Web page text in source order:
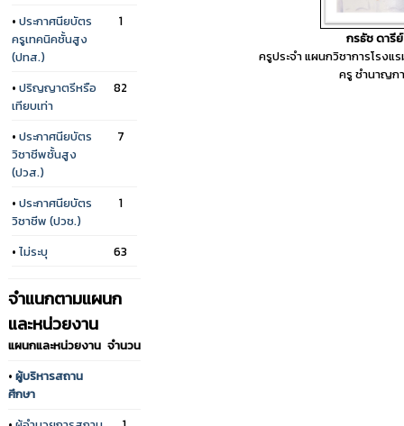
• ประกาศนียบัตร
ครูเทคนิคชั้นสูง
(ปทส.)
1
• ปริญญาตรีหรือ
เทียบเท่า
82
• ประกาศนียบัตร
วิชาชีพชั้นสูง
(ปวส.)
7
• ประกาศนียบัตร
วิชาชีพ (ปวช.)
1
• ไม่ระบุ 63
จำแนกตามแผนก
และหน่วยงาน
แผนกและหน่วยงาน จำนวน
• ผู้บริหารสถาน
ศึกษา
กรธัช ดารีย์
ครูประจำ แผนกวิชาการโรงแ
ครู ชำนาญก